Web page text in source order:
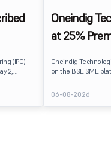
(IPO)
2,
Oneindig
at 25%
Oneindig
on the BSE SME
price of ₹96,
despite the IPO
subscription.
06-08-2026